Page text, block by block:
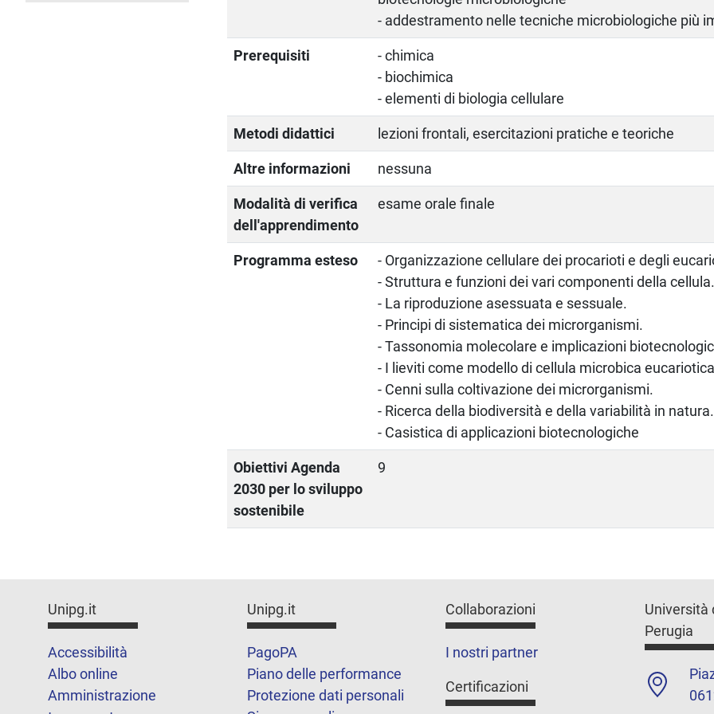
- addestramento nelle tecniche microbiologiche più
Prerequisiti
- chimica
- biochimica
- elementi di biologia cellulare
Metodi didattici lezioni frontali, esercitazioni pratiche e teoriche
Altre informazioni nessuna
Modalità di verifica
dell'apprendimento
esame orale finale
Programma esteso
- Organizzazione cellulare dei procarioti e degli
- Struttura e funzioni dei vari componenti della cellula.
- La riproduzione asessuata e sessuale.
- Principi di sistematica dei microrganismi.
- Tassonomia molecolare e implicazioni
- I lieviti come modello di cellula microbica
- Cenni sulla coltivazione dei microrganismi.
- Ricerca della biodiversità e della variabilità in
- Casistica di applicazioni biotecnologiche
Obiettivi Agenda
2030 per lo sviluppo
sostenibile
9
Unipg.it
Accessibilità
Albo online
Amministrazione
Unipg.it
PagoPA
Piano delle performance
Protezione dati personali
Collaborazioni
I nostri partner
Certificazioni
Università
Perugia